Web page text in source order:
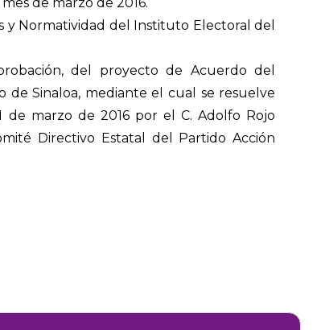
y Normatividad del Instituto Electoral del
del proyecto de Acuerdo del
Sinaloa, mediante el cual se resuelve
de marzo de 2016 por el C. Adolfo Rojo
Directivo Estatal del Partido Acción